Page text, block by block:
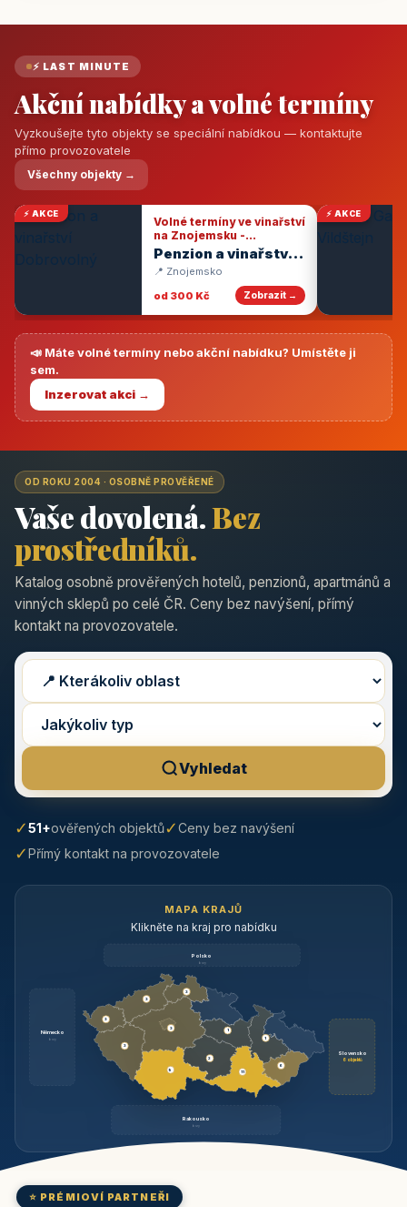
⚡ LAST MINUTE
Akční nabídky a volné termíny
Vyzkoušejte tyto objekty se speciální nabídkou — kontaktujte
přímo provozovatele
Všechny objekty →
⚡ AKCE
Volné termíny ve vinařství
na Znojemsku -
degustace vín
Penzion a vinařství
Dobrovolný
📍 Znojemsko
od 300 Kč
Zobrazit →
⚡ AKCE
📣 Máte volné termíny nebo akční nabídku? Umístěte ji
sem.
Inzerovat akci →
OD ROKU 2004 · OSOBNĚ PROVĚŘENÉ
Vaše dovolená.Bez
prostředníků.
Katalog osobně prověřených hotelů, penzionů, apartmánů a
vinných sklepů po celé ČR. Ceny bez navýšení, přímý
kontakt na provozovatele.
Vyhledat
✓51+ověřených objektů✓Ceny bez navýšení
✓Přímý kontakt na provozovatele
MAPA KRAJŮ
Klikněte na kraj pro nabídku
Polsko
brzy
Německo
brzy
Slovensko
6 objektů
Rakousko
brzy
3
9
3
3
3
3
1
2
11
1
6
⭐ PRÉMIOVÍ PARTNEŘI